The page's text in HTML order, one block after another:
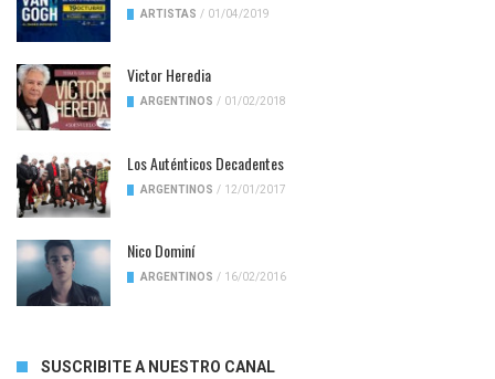
ARTISTAS / 01/04/2019
Victor Heredia
ARGENTINOS / 01/02/2018
Los Auténticos Decadentes
ARGENTINOS / 12/01/2017
Nico Dominí
ARGENTINOS / 16/02/2016
SUSCRIBITE A NUESTRO CANAL